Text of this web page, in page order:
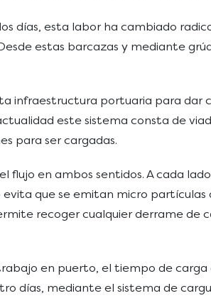
días, esta labor ha cambiado
estas barcazas y mediante
infraestructura portuaria para dar
este sistema consta de
para ser cargadas.
en ambos sentidos. A cada
que se emitan micro
recoger cualquier derrame de
en puerto, el tiempo de
días, mediante el sistema de